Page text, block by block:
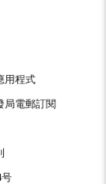
用程式
局電郵訂閱
号